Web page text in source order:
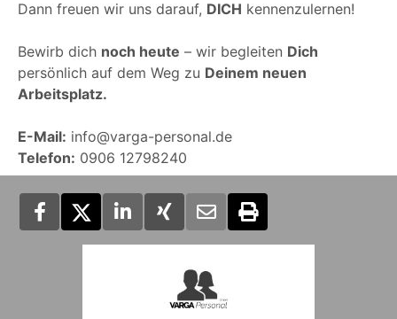
Dann freuen wir uns darauf, DICH kennenzulernen!
Bewirb dich noch heute – wir begleiten Dich
persönlich auf dem Weg zu Deinem neuen
Arbeitsplatz.
E-Mail: info@varga-personal.de
Telefon: 0906 12798240